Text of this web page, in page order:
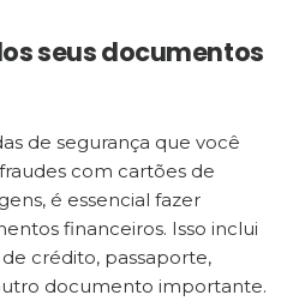
seus documentos
de segurança que você
com cartões de
é essencial fazer
financeiros. Isso inclui
crédito, passaporte,
documento importante.